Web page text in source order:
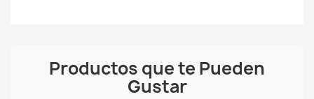
Productos que te Pueden
Gustar